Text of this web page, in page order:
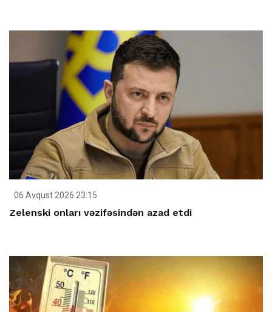
06 Avqust 2026 23:15
Zelenski onları vəzifəsindən azad etdi